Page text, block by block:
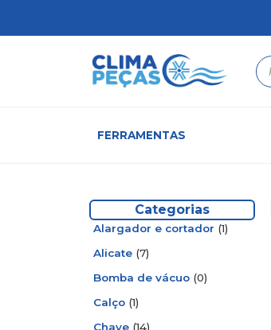
FERRAMENTAS
Categorias
Alargador e cortador (1)
Alicate (7)
Bomba de vácuo (0)
Calço (1)
Chave (14)